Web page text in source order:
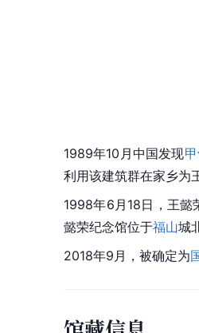
1989年10月中国发现
利用该建筑群在家乡为
1998年6月18日，王懿
懿荣纪念馆位于福山城
2018年9月，被确定为